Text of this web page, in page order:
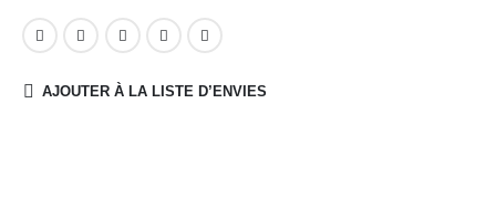
AJOUTER À LA LISTE D’ENVIES